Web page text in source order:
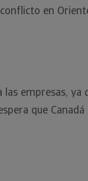
en
empresas, ya
que